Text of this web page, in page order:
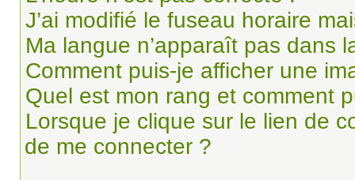
J’ai modifié le fuseau horaire
Ma langue n’apparaît pas dans
Comment puis-je afficher une
Quel est mon rang et comment
Lorsque je clique sur le lien de
de me connecter ?